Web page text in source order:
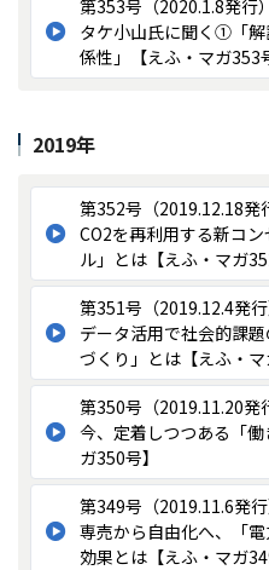
第353号（2020.1.8発行）
タケ小山氏に聞く①「
係性」【えふ・マガ353
2019年
第352号（2019.12.18発
CO2を再利用する新コ
ル」とは【えふ・マガ
第351号（2019.12.4発行
データ活用で社会的課
づくり」とは【えふ・マ
第350号（2019.11.20発
今、定着しつつある「
ガ350号】
第349号（2019.11.6発行
専売から自由化へ、「
効果とは【えふ・マガ